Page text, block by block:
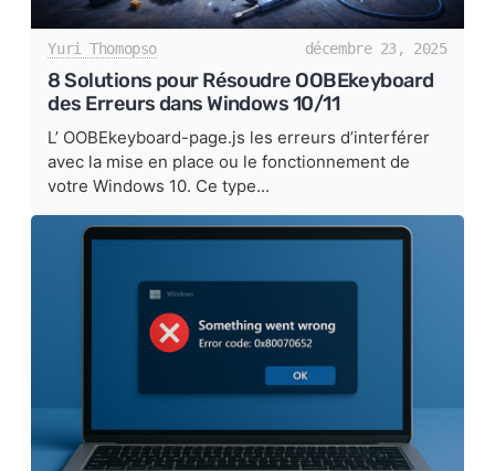
Yuri Thomopso décembre 23, 2025
8 Solutions pour Résoudre OOBEkeyboard
des Erreurs dans Windows 10/11
L’ OOBEkeyboard-page.js les erreurs d’interférer
avec la mise en place ou le fonctionnement de
votre Windows 10. Ce type...